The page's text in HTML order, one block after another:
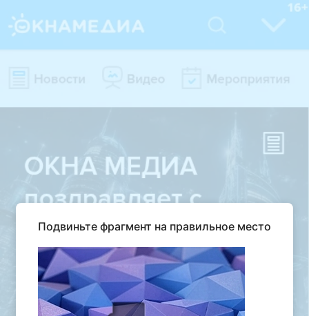
Подвиньте фрагмент на правильное место